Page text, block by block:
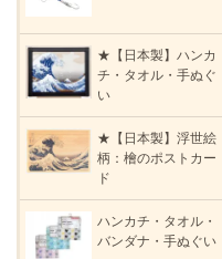
★【日本製】ハンカ
チ・タオル・手ぬぐ
い
★【日本製】浮世絵
柄：檜のポストカー
ド
ハンカチ・タオル・
バンダナ・手ぬぐい